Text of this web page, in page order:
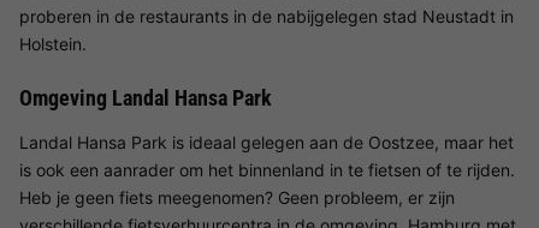
proberen in de restaurants in de nabijgelegen stad Neustadt in
Holstein.
Omgeving Landal Hansa Park
Landal Hansa Park is ideaal gelegen aan de Oostzee, maar het
is ook een aanrader om het binnenland in te fietsen of te rijden.
Heb je geen fiets meegenomen? Geen probleem, er zijn